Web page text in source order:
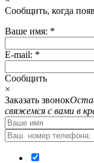
Cообщить, когда
Ваше имя: *
E-mail: *
Cообщить
×
Заказать звонок
свяжемся с вами в